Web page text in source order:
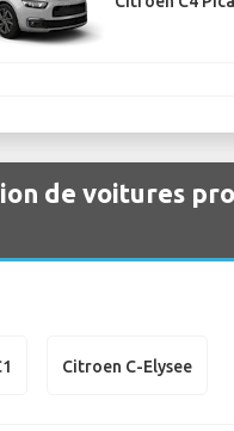
de voitures
Citroen C-Elysee